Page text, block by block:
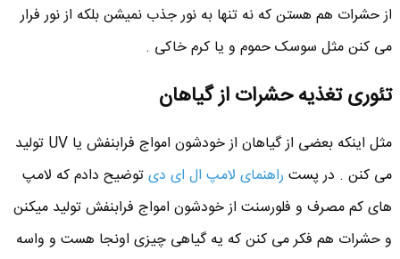
از حشرات هم هستن که نه تنها به نور جذب نمیشن بلکه از نور فرار
می کنن مثل سوسک حموم و یا کرم خاکی .
تئوری تغذیه حشرات از گیاهان
مثل اینکه بعضی از گیاهان از خودشون امواج فرابنفش یا UV تولید
می کنن . در پست راهنمای لامپ ال ای دیتوضیح دادم که لامپ
های کم مصرف و فلورسنت از خودشون امواج فرابنفش تولید میکنن
و حشرات هم فکر می کنن که یه گیاهی چیزی اونجا هست و واسه